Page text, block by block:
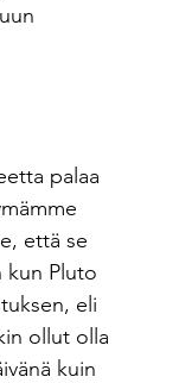
palaa
että se
kun Pluto
eli
ollut olla
kuin